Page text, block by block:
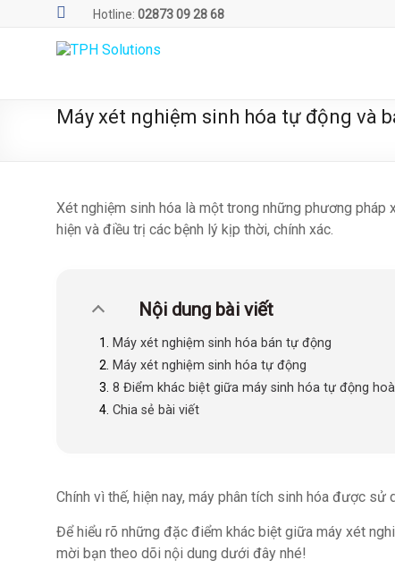
Hotline: 02873 09 28 68
TPH
Solutions
Phần
mềm
TPH.LabIMS
Máy xét nghiệm sinh hóa tự động và
Xét nghiệm sinh hóa là một trong những phương
hiện và điều trị các bệnh lý kịp thời, chính xác.
Nội dung bài viết
Máy xét nghiệm sinh hóa bán tự động
Máy xét nghiệm sinh hóa tự động
8 Điểm khác biệt giữa máy sinh hóa tự động
Chia sẻ bài viết
Chính vì thế, hiện nay, máy phân tích sinh hóa được sử
Để hiểu rõ những đặc điểm khác biệt giữa máy xét
mời bạn theo dõi nội dung dưới đây nhé!